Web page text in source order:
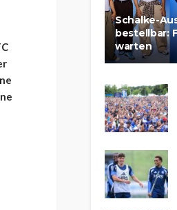
Schalke-
bestellbar:
warten